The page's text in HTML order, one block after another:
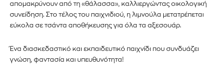
απομακρύνουν από τη «θάλασσα», καλλιεργώντας οικολογική
συνείδηση. Στο τέλος του παιχνιδιού, η λιμνούλα μετατρέπεται
εύκολα σε τσάντα αποθήκευσης για όλα τα αξεσουάρ.
Ένα διασκεδαστικό και εκπαιδευτικό παιχνίδι που συνδυάζει
γνώση, φαντασία και υπευθυνότητα!